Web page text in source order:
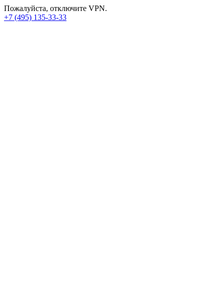
Пожалуйста, отключите VPN.
+7 (495) 135-33-33